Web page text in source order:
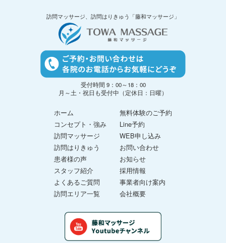
訪問マッサージ、訪問はりきゅう「藤和マッサージ」
受付時間 9：00～18：00
月～土・祝日も受付中（定休日：日曜）
ホーム
コンセプト・強み
訪問マッサージ
訪問はりきゅう
患者様の声
スタッフ紹介
よくあるご質問
訪問エリア一覧
無料体験のご予約
Line予約
WEB申し込み
お問い合わせ
お知らせ
採用情報
事業者向け案内
会社概要